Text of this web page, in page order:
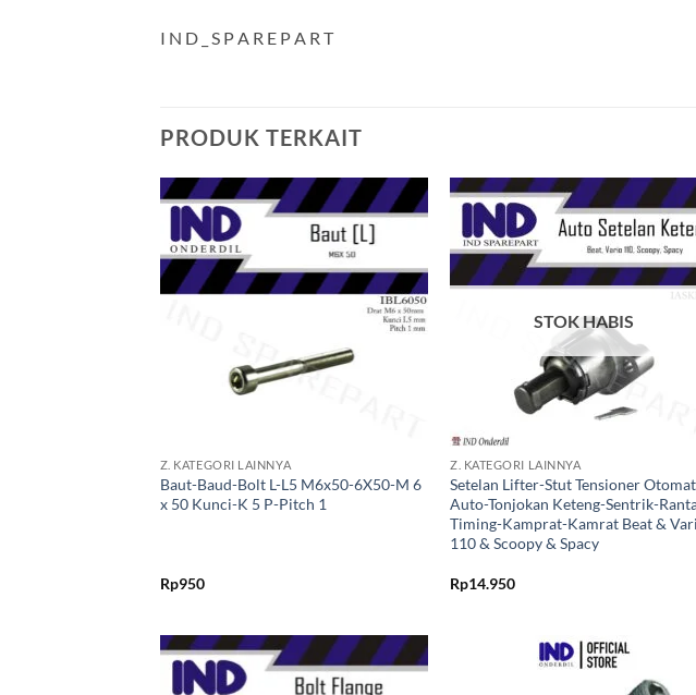
I N D _ S P A R E P A R T
PRODUK TERKAIT
Tambahkan
ke Wishlist
Z. KATEGORI LAINNYA
Baut-Baud-Bolt L-L5 M6x50-6X50-M 6
x 50 Kunci-K 5 P-Pitch 1
Rp950
ke Wishlist
STOK HABIS
Z. KATEGORI LAINNYA
Setelan Lifter-Stut Tensioner
Auto-Tonjokan Keteng-Sentrik-
Timing-Kamprat-Kamrat Beat &
110 & Scoopy & Spacy
Rp14.950